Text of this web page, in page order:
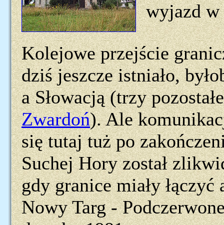
wyjazd
Kolejowe przejście
dziś jeszcze istniało,
a Słowacją (trzy
Zwardoń). Ale
się tutaj tuż po
Suchej Hory został
gdy granice miały
Nowy Targ -